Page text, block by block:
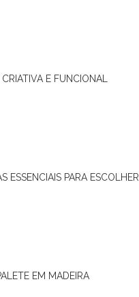
E FUNCIONAL
ESSENCIAIS PARA ESCOLHER
EM MADEIRA